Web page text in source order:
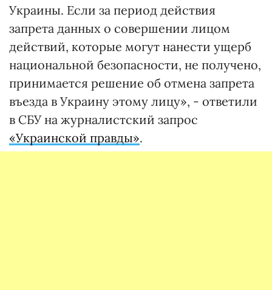
Украины. Если за период действия
запрета данных о совершении лицом
действий, которые могут нанести ущерб
национальной безопасности, не получено,
принимается решение об отмена запрета
въезда в Украину этому лицу», - ответили
в СБУ на журналистский запрос
«Украинской правды».